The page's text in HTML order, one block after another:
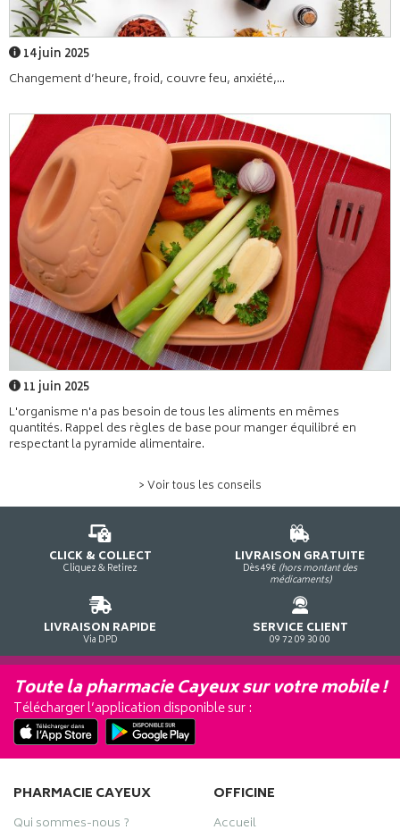
14 juin 2025
Changement d’heure, froid, couvre feu, anxiété,...
11 juin 2025
L'organisme n'a pas besoin de tous les aliments en mêmes
quantités. Rappel des règles de base pour manger équilibré en
respectant la pyramide alimentaire.
> Voir tous les conseils
CLICK & COLLECT
Cliquez & Retirez
LIVRAISON GRATUITE
Dès 49€ (hors montant des
médicaments)
LIVRAISON RAPIDE
Via DPD
SERVICE CLIENT
09 72 09 30 00
Toute la pharmacie Cayeux sur votre mobile !
Télécharger l’application disponible sur :
PHARMACIE CAYEUX
Qui sommes-nous ?
OFFICINE
Accueil